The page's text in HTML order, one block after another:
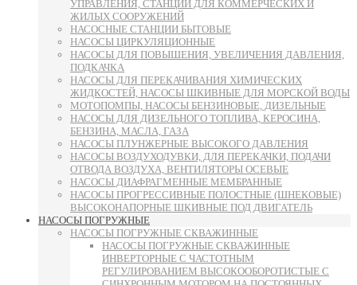
УПРАВЛЕНИЯ, СТАНЦИИ ДЛЯ КОММЕРЧЕСКИХ И
ЖИЛЫХ СООРУЖЕНИЙ
НАСОСНЫЕ СТАНЦИИ БЫТОВЫЕ
НАСОСЫ ЦИРКУЛЯЦИОННЫЕ
НАСОСЫ ДЛЯ ПОВЫШЕНИЯ, УВЕЛИЧЕНИЯ ДАВЛЕНИЯ,
ПОДКАЧКА
НАСОСЫ ДЛЯ ПЕРЕКАЧИВАНИЯ ХИМИЧЕСКИХ
ЖИДКОСТЕЙ, НАСОСЫ ШКИВНЫЕ ДЛЯ МОРСКОЙ ВОДЫ
МОТОПОМПЫ, НАСОСЫ БЕНЗИНОВЫЕ, ДИЗЕЛЬНЫЕ
НАСОСЫ ДЛЯ ДИЗЕЛЬНОГО ТОПЛИВА, КЕРОСИНА,
БЕНЗИНА, МАСЛА, ГАЗА
НАСОСЫ ПЛУНЖЕРНЫЕ ВЫСОКОГО ДАВЛЕНИЯ
НАСОСЫ ВОЗДУХОДУВКИ, ДЛЯ ПЕРЕКАЧКИ, ПОДАЧИ
ОТВОДА ВОЗДУХА, ВЕНТИЛЯТОРЫ ОСЕВЫЕ
НАСОСЫ ДИАФРАГМЕННЫЕ МЕМБРАННЫЕ
НАСОСЫ ПРОГРЕССИВНЫЕ ПОЛОСТНЫЕ (ШНЕКОВЫЕ)
ВЫСОКОНАПОРНЫЕ ШКИВНЫЕ ПОД ДВИГАТЕЛЬ
НАСОСЫ ПОГРУЖНЫЕ
НАСОСЫ ПОГРУЖНЫЕ СКВАЖИННЫЕ
НАСОСЫ ПОГРУЖНЫЕ СКВАЖИННЫЕ
ИНВЕРТОРНЫЕ С ЧАСТОТНЫМ
РЕГУЛИРОВАНИЕМ ВЫСОКООБОРОТИСТЫЕ С